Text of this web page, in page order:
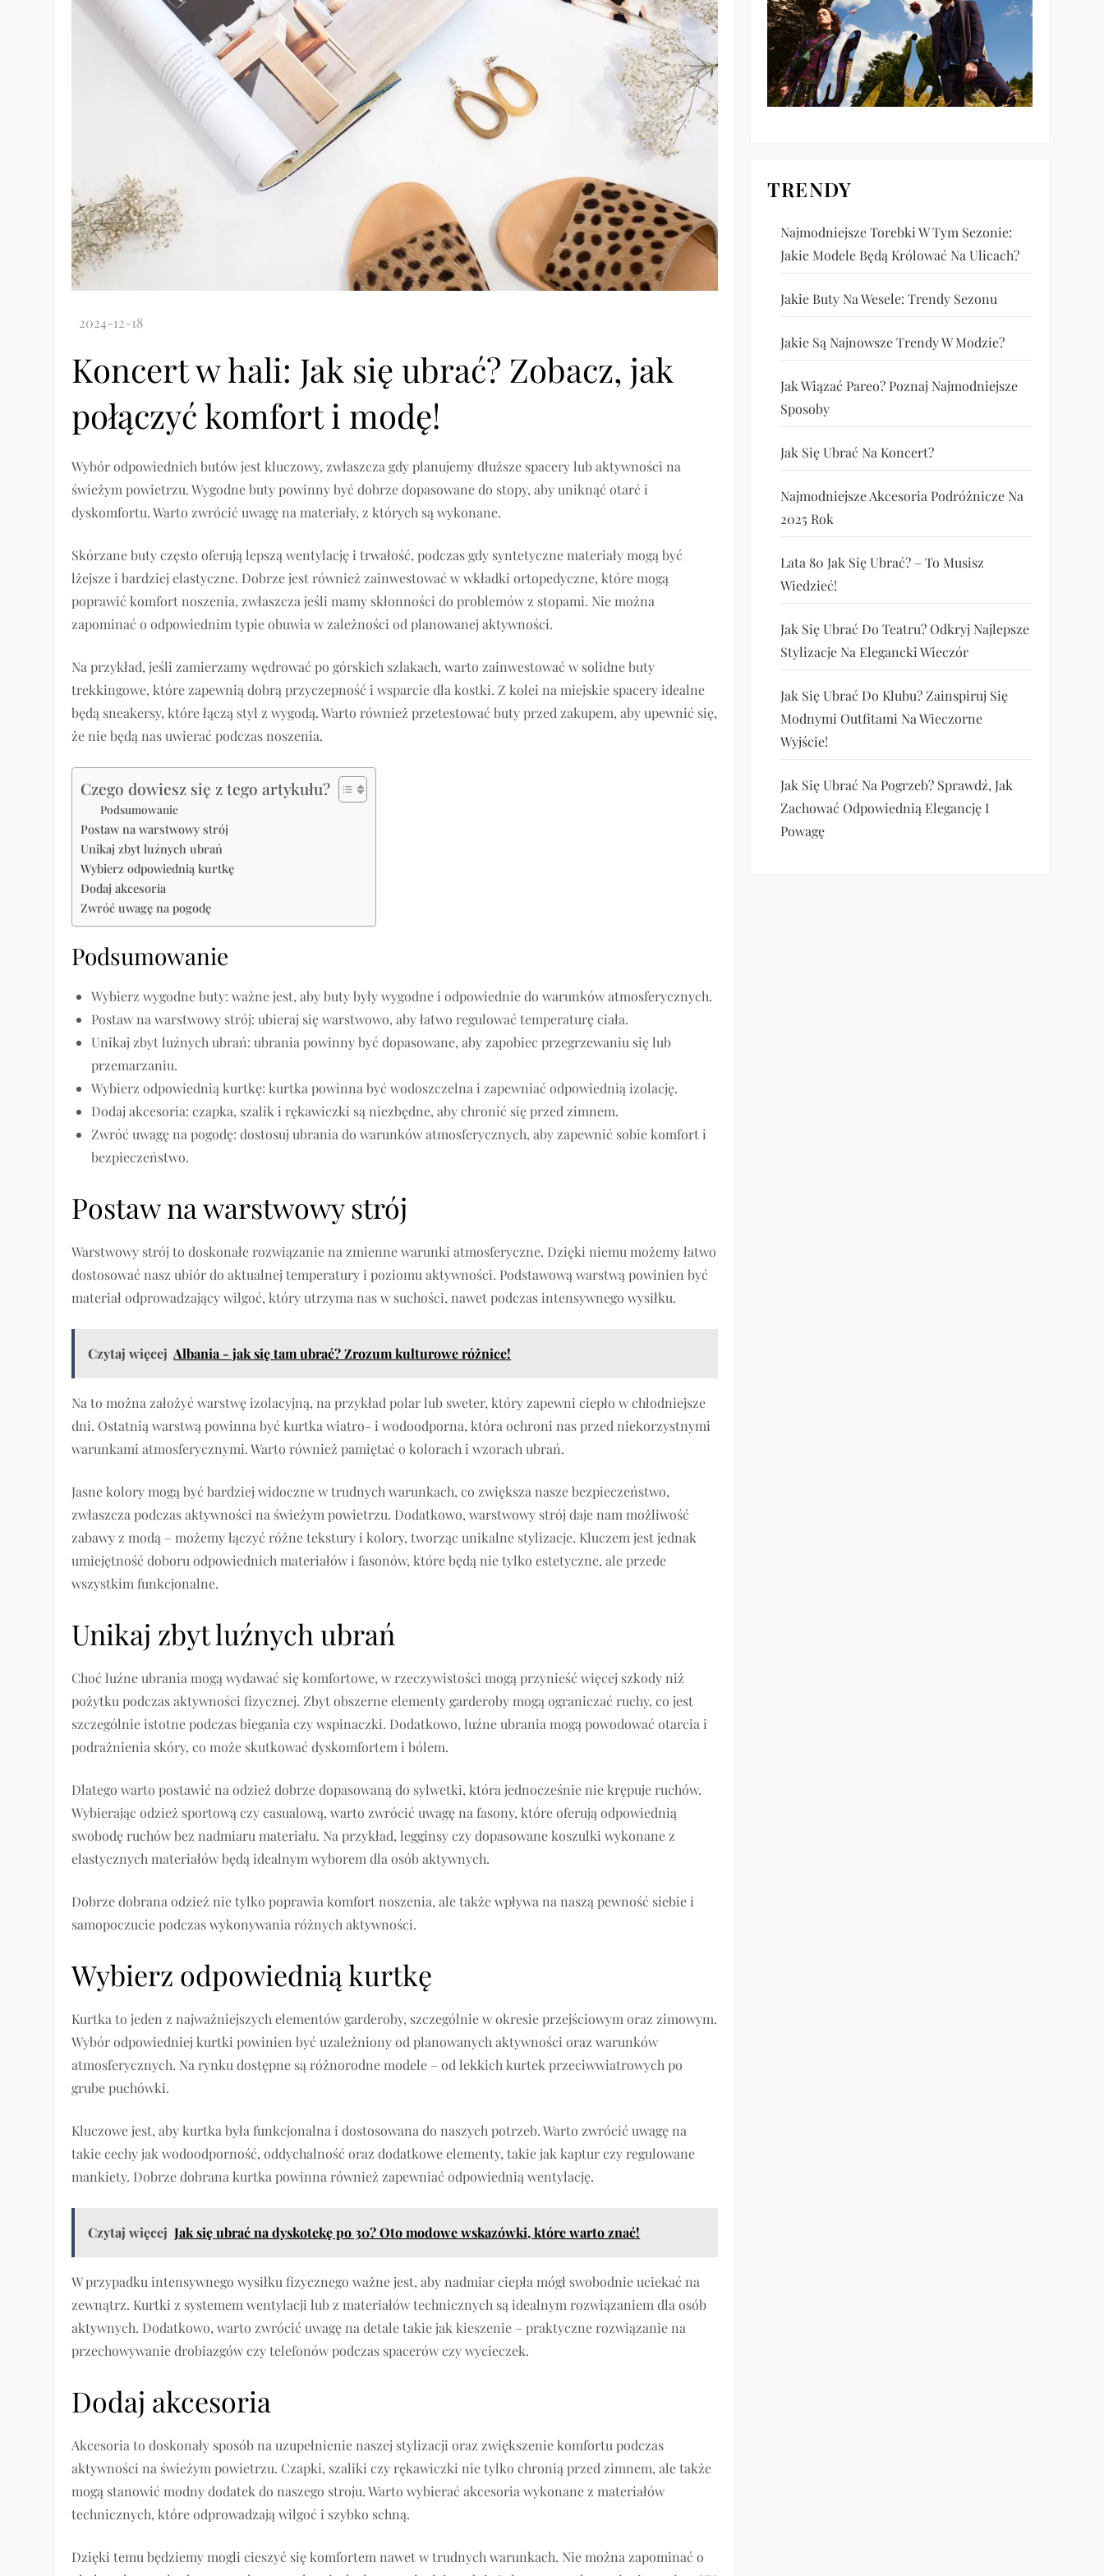
Koncert w hali: Jak się ubrać? Zobacz, jak
połączyć komfort i modę!
Wybór odpowiednich butów jest kluczowy, zwłaszcza gdy planujemy dłuższe spacery lub aktywności na
świeżym powietrzu. Wygodne buty powinny być dobrze dopasowane do stopy, aby uniknąć otarć i
dyskomfortu. Warto zwrócić uwagę na materiały, z których są wykonane.
Skórzane buty często oferują lepszą wentylację i trwałość, podczas gdy syntetyczne materiały mogą być
lżejsze i bardziej elastyczne. Dobrze jest również zainwestować w wkładki ortopedyczne, które mogą
poprawić komfort noszenia, zwłaszcza jeśli mamy skłonności do problemów z stopami. Nie można
zapominać o odpowiednim typie obuwia w zależności od planowanej aktywności.
Na przykład, jeśli zamierzamy wędrować po górskich szlakach, warto zainwestować w solidne buty
trekkingowe, które zapewnią dobrą przyczepność i wsparcie dla kostki. Z kolei na miejskie spacery idealne
będą sneakersy, które łączą styl z wygodą. Warto również przetestować buty przed zakupem, aby upewnić się,
że nie będą nas uwierać podczas noszenia.
Czego dowiesz się z tego artykułu?
Podsumowanie
Postaw na warstwowy strój
Unikaj zbyt luźnych ubrań
Wybierz odpowiednią kurtkę
Dodaj akcesoria
Zwróć uwagę na pogodę
Podsumowanie
Wybierz wygodne buty: ważne jest, aby buty były wygodne i odpowiednie do warunków atmosferycznych.
Postaw na warstwowy strój: ubieraj się warstwowo, aby łatwo regulować temperaturę ciała.
Unikaj zbyt luźnych ubrań: ubrania powinny być dopasowane, aby zapobiec przegrzewaniu się lub
przemarzaniu.
Wybierz odpowiednią kurtkę: kurtka powinna być wodoszczelna i zapewniać odpowiednią izolację.
Dodaj akcesoria: czapka, szalik i rękawiczki są niezbędne, aby chronić się przed zimnem.
Zwróć uwagę na pogodę: dostosuj ubrania do warunków atmosferycznych, aby zapewnić sobie komfort i
bezpieczeństwo.
Postaw na warstwowy strój
Warstwowy strój to doskonałe rozwiązanie na zmienne warunki atmosferyczne. Dzięki niemu możemy łatwo
dostosować nasz ubiór do aktualnej temperatury i poziomu aktywności. Podstawową warstwą powinien być
materiał odprowadzający wilgoć, który utrzyma nas w suchości, nawet podczas intensywnego wysiłku.
Czytaj więcej Albania - jak się tam ubrać? Zrozum kulturowe różnice!
Na to można założyć warstwę izolacyjną, na przykład polar lub sweter, który zapewni ciepło w chłodniejsze
dni. Ostatnią warstwą powinna być kurtka wiatro- i wodoodporna, która ochroni nas przed niekorzystnymi
warunkami atmosferycznymi. Warto również pamiętać o kolorach i wzorach ubrań.
Jasne kolory mogą być bardziej widoczne w trudnych warunkach, co zwiększa nasze bezpieczeństwo,
zwłaszcza podczas aktywności na świeżym powietrzu. Dodatkowo, warstwowy strój daje nam możliwość
zabawy z modą – możemy łączyć różne tekstury i kolory, tworząc unikalne stylizacje. Kluczem jest jednak
umiejętność doboru odpowiednich materiałów i fasonów, które będą nie tylko estetyczne, ale przede
wszystkim funkcjonalne.
Unikaj zbyt luźnych ubrań
Choć luźne ubrania mogą wydawać się komfortowe, w rzeczywistości mogą przynieść więcej szkody niż
pożytku podczas aktywności fizycznej. Zbyt obszerne elementy garderoby mogą ograniczać ruchy, co jest
szczególnie istotne podczas biegania czy wspinaczki. Dodatkowo, luźne ubrania mogą powodować otarcia i
podrażnienia skóry, co może skutkować dyskomfortem i bólem.
Dlatego warto postawić na odzież dobrze dopasowaną do sylwetki, która jednocześnie nie krępuje ruchów.
Wybierając odzież sportową czy casualową, warto zwrócić uwagę na fasony, które oferują odpowiednią
swobodę ruchów bez nadmiaru materiału. Na przykład, legginsy czy dopasowane koszulki wykonane z
elastycznych materiałów będą idealnym wyborem dla osób aktywnych.
Dobrze dobrana odzież nie tylko poprawia komfort noszenia, ale także wpływa na naszą pewność siebie i
samopoczucie podczas wykonywania różnych aktywności.
Wybierz odpowiednią kurtkę
Kurtka to jeden z najważniejszych elementów garderoby, szczególnie w okresie przejściowym oraz zimowym.
Wybór odpowiedniej kurtki powinien być uzależniony od planowanych aktywności oraz warunków
atmosferycznych. Na rynku dostępne są różnorodne modele – od lekkich kurtek przeciwwiatrowych po
grube puchówki.
Kluczowe jest, aby kurtka była funkcjonalna i dostosowana do naszych potrzeb. Warto zwrócić uwagę na
takie cechy jak wodoodporność, oddychalność oraz dodatkowe elementy, takie jak kaptur czy regulowane
mankiety. Dobrze dobrana kurtka powinna również zapewniać odpowiednią wentylację.
Czytaj więcej Jak się ubrać na dyskotekę po 30? Oto modowe wskazówki, które warto znać!
W przypadku intensywnego wysiłku fizycznego ważne jest, aby nadmiar ciepła mógł swobodnie uciekać na
zewnątrz. Kurtki z systemem wentylacji lub z materiałów technicznych są idealnym rozwiązaniem dla osób
aktywnych. Dodatkowo, warto zwrócić uwagę na detale takie jak kieszenie – praktyczne rozwiązanie na
przechowywanie drobiazgów czy telefonów podczas spacerów czy wycieczek.
Dodaj akcesoria
Akcesoria to doskonały sposób na uzupełnienie naszej stylizacji oraz zwiększenie komfortu podczas
aktywności na świeżym powietrzu. Czapki, szaliki czy rękawiczki nie tylko chronią przed zimnem, ale także
mogą stanowić modny dodatek do naszego stroju. Warto wybierać akcesoria wykonane z materiałów
technicznych, które odprowadzają wilgoć i szybko schną.
Dzięki temu będziemy mogli cieszyć się komfortem nawet w trudnych warunkach. Nie można zapominać o
TRENDY
Najmodniejsze Torebki W Tym Sezonie:
Jakie Modele Będą Królować Na Ulicach?
Jakie Buty Na Wesele: Trendy Sezonu
Jakie Są Najnowsze Trendy W Modzie?
Jak Wiązać Pareo? Poznaj Najmodniejsze
Sposoby
Jak Się Ubrać Na Koncert?
Najmodniejsze Akcesoria Podróżnicze Na
2025 Rok
Lata 80 Jak Się Ubrać? – To Musisz
Wiedzieć!
Jak Się Ubrać Do Teatru? Odkryj Najlepsze
Stylizacje Na Elegancki Wieczór
Jak Się Ubrać Do Klubu? Zainspiruj Się
Modnymi Outfitami Na Wieczorne
Wyjście!
Jak Się Ubrać Na Pogrzeb? Sprawdź, Jak
Zachować Odpowiednią Elegancję I
Powagę